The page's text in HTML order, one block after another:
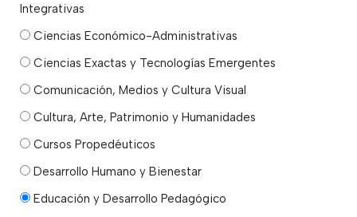
Integrativas
Ciencias Económico-Administrativas
Ciencias Exactas y Tecnologías Emergentes
Comunicación, Medios y Cultura Visual
Cultura, Arte, Patrimonio y Humanidades
Cursos Propedéuticos
Desarrollo Humano y Bienestar
Educación y Desarrollo Pedagógico